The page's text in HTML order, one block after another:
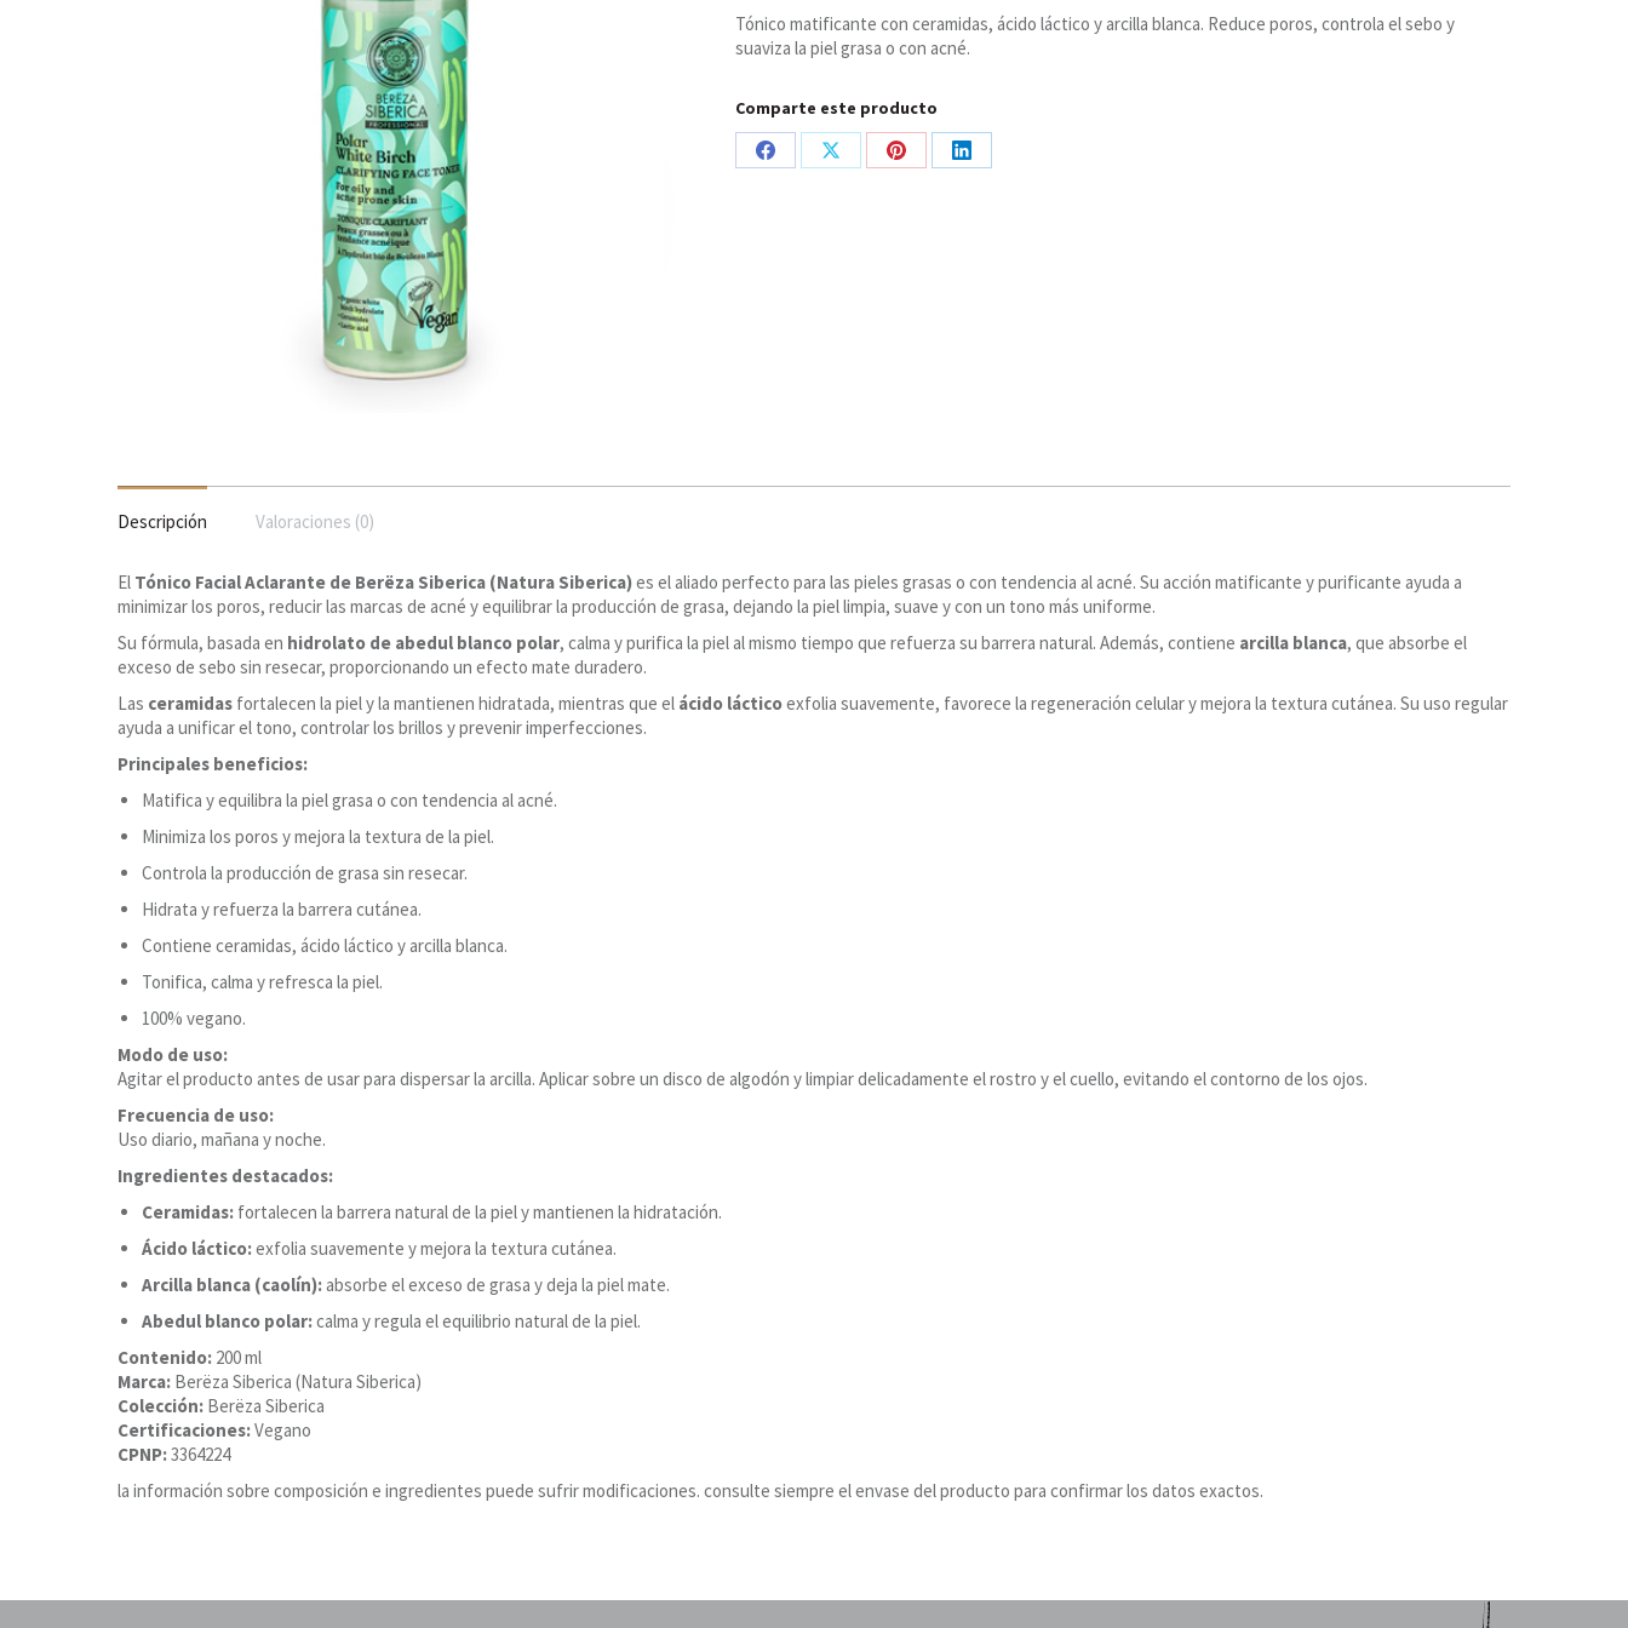
Siberica
cantidad
Tónico matificante con ceramidas, ácido láctico y arcilla blanca. Reduce poros, controla el sebo y
suaviza la piel grasa o con acné.
Comparte este producto
Share
Share
Share
Share
Descripción Valoraciones (0)
El Tónico Facial Aclarante de Berëza Siberica (Natura Siberica)es el aliado perfecto para las pieles grasas o con tendencia al acné. Su acción matificante y purificante ayuda a
minimizar los poros, reducir las marcas de acné y equilibrar la producción de grasa, dejando la piel limpia, suave y con un tono más uniforme.
Su fórmula, basada en hidrolato de abedul blanco polar, calma y purifica la piel al mismo tiempo que refuerza su barrera natural. Además, contiene arcilla blanca, que absorbe el
exceso de sebo sin resecar, proporcionando un efecto mate duradero.
Las ceramidas fortalecen la piel y la mantienen hidratada, mientras que el ácido lácticoexfolia suavemente, favorece la regeneración celular y mejora la textura cutánea. Su uso regular
ayuda a unificar el tono, controlar los brillos y prevenir imperfecciones.
Principales beneficios:
Matifica y equilibra la piel grasa o con tendencia al acné.
Minimiza los poros y mejora la textura de la piel.
Controla la producción de grasa sin resecar.
Hidrata y refuerza la barrera cutánea.
Contiene ceramidas, ácido láctico y arcilla blanca.
Tonifica, calma y refresca la piel.
100% vegano.
Modo de uso:
Agitar el producto antes de usar para dispersar la arcilla. Aplicar sobre un disco de algodón y limpiar delicadamente el rostro y el cuello, evitando el contorno de los ojos.
Frecuencia de uso:
Uso diario, mañana y noche.
Ingredientes destacados:
Ceramidas: fortalecen la barrera natural de la piel y mantienen la hidratación.
Ácido láctico:exfolia suavemente y mejora la textura cutánea.
Arcilla blanca (caolín): absorbe el exceso de grasa y deja la piel mate.
Abedul blanco polar:calma y regula el equilibrio natural de la piel.
Contenido: 200 ml
Marca: Berëza Siberica (Natura Siberica)
Colección: Berëza Siberica
Certificaciones:Vegano
CPNP:3364224
la información sobre composición e ingredientes puede sufrir modificaciones. consulte siempre el envase del producto para confirmar los datos exactos.